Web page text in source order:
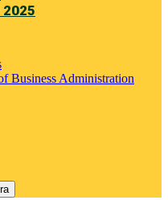
2025
Business Administration